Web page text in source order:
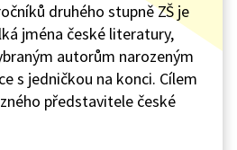
druhého stupně ZŠ je
jména české literatury,
autorům narozeným
s jedničkou na konci. Cílem
představitele české